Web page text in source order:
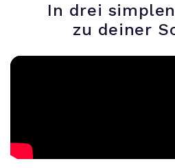
In drei
zu deiner